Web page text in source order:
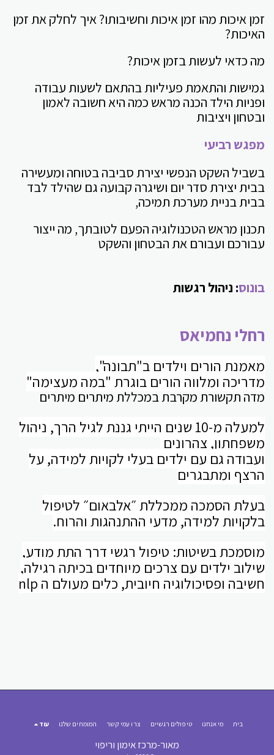
זמן איכות מהו זמן איכות וחשיבותו? איך לחלק את זמן
האיכות?
מה כדאי לעשות בזמן איכות?
גמישות והתאמת פעיליות בהתאם לשעות עבודה
ופניות הילד הכנה מראש כמה היא חשובה לאמון
ובטחון ויציבות
מפגש רביעי
בשביל השקט הנפשי יצירת סביבה בטוחה ומעשירה
בבית יצירת סדר יום ושיגרה קבועה גם שהילד לבד
בבית בניית מערכת תמיכה,
תכנון מראש הטכנולוגיה הפעם לטובתך, מה ייצור
עבורכם ועבורם את הבטחון והשקט
בונוס: ניהול רגשות
רחלי נחמיאס
מאמנת הורים וילדים ב"תבונה",
מדריכה ומלווה הורים בוגרת "במה מעצימה"
מדה תקשורת מקרבת במכללת מיתרים מיתרים
למעלה מ-10 שנים הייתי גננת לגיל הרך, ניהול
משפחתון, צהרונים
ועבודה גם עם ילדים בעלי לקויות למידה, על
הרצף ומתבגרים
בעלת הסמכה ממכללת ״אלבאום״ לטיפול
בלקויות למידה, מדעי ההתנהגות והרוח.
מוסמכת בשיטות: טיפול רגשי דרך התת מודע,
שילוב ילדים עם צרכים מיוחדים בכיתה רגילה,
חשיבה ופסיכולוגיה חיובית, כלים מעולם ה nlp
מאור-מרכז אימון וריפוי
בית מי אנחנו טיפולים רגשיים צרו עמי קשר המומחים שלנו עוד